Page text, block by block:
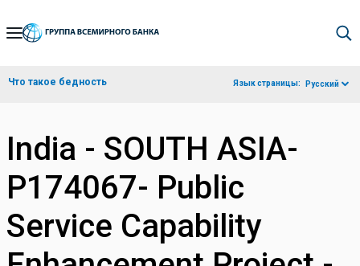
Skip
Navigation
Что такое бедность Язык страницы: Русский
India - SOUTH ASIA-
P174067- Public
Service Capability